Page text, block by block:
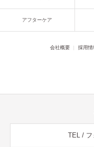
アフターケア
会社概要 採用情
TEL / フ